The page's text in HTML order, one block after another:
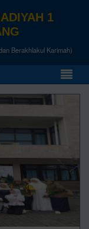
1
Berakhlakul Karimah)